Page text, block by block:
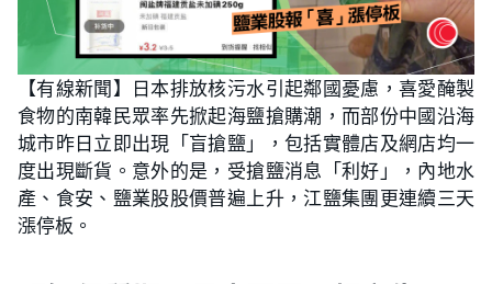
【有線新聞】日本排放核污水引起鄰國憂慮，喜愛醃製
食物的南韓民眾率先掀起海鹽搶購潮，而部份中國沿海
城市昨日立即出現「盲搶鹽」，包括實體店及網店均一
度出現斷貨。意外的是，受搶鹽消息「利好」，內地水
產、食安、鹽業股股價普遍上升，江鹽集團更連續三天
漲停板。